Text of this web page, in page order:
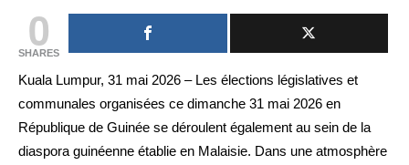
0
SHARES
Kuala Lumpur, 31 mai 2026 – Les élections législatives et
communales organisées ce dimanche 31 mai 2026 en
République de Guinée se déroulent également au sein de la
diaspora guinéenne établie en Malaisie. Dans une atmosphère